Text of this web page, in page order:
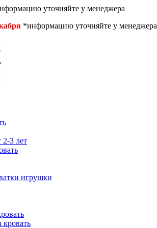
уточняйте у менеджера
*информацию уточняйте у менеджера
2-3 лет
игрушки
кровать